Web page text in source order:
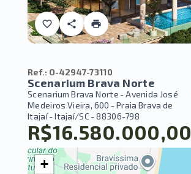
Ref.: O-42947-73110
Scenarium Brava Norte
Scenarium Brava Norte -Avenida José
Medeiros Vieira, 600 - Praia Brava de
Itajaí - Itajaí/SC - 88306-798
R$16.580.000,00
+